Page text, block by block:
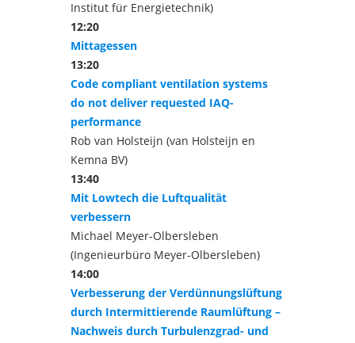
Institut für Energietechnik)
12:20
Mittagessen
13:20
Code compliant ventilation systems
do not deliver requested IAQ-
performance
Rob van Holsteijn (van Holsteijn en
Kemna BV)
13:40
Mit Lowtech die Luftqualität
verbessern
Michael Meyer-Olbersleben
(Ingenieurbüro Meyer-Olbersleben)
14:00
Verbesserung der Verdünnungslüftung
durch Intermittierende Raumlüftung –
Nachweis durch Turbulenzgrad- und